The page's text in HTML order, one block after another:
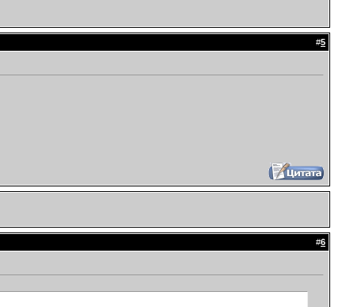
#5
#6